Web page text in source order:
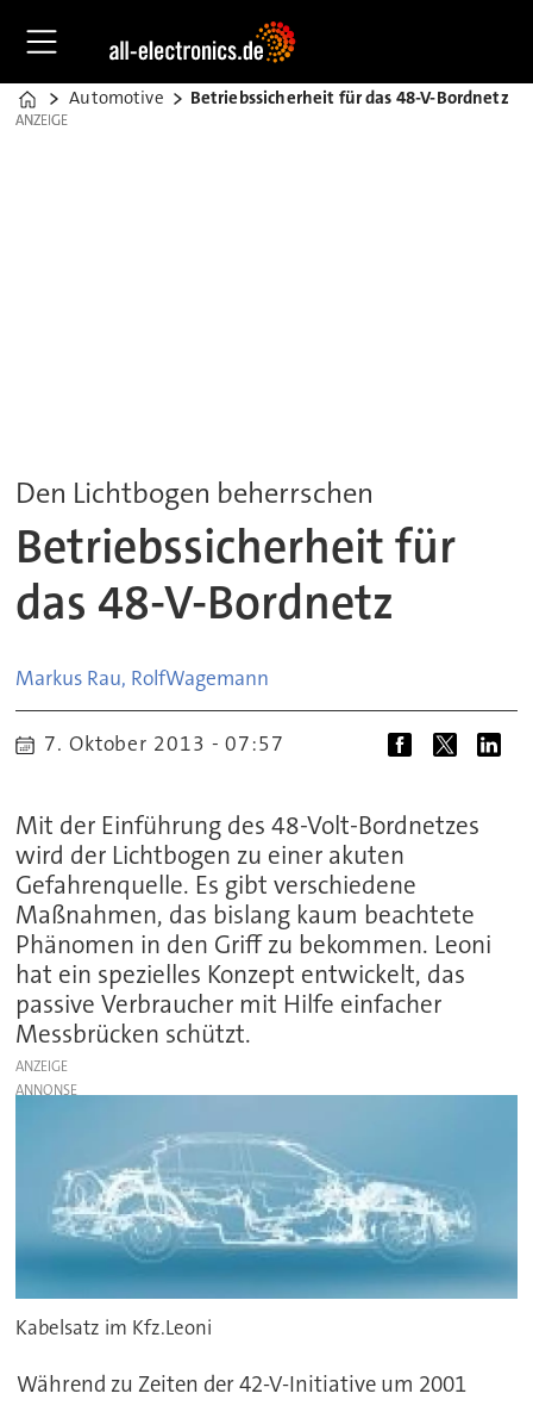
Home
Automotive Betriebssicherheit für das 48-V-Bordnetz
ANZEIGE
ANZEIGE
Den Lichtbogen beherrschen
Betriebssicherheit für
das 48-V-Bordnetz
Markus Rau, RolfWagemann
7. Oktober 2013 - 07:57
Mit der Einführung des 48-Volt-Bordnetzes
wird der Lichtbogen zu einer akuten
Gefahrenquelle. Es gibt verschiedene
Maßnahmen, das bislang kaum beachtete
Phänomen in den Griff zu bekommen. Leoni
hat ein spezielles Konzept entwickelt, das
passive Verbraucher mit Hilfe einfacher
Messbrücken schützt.
ANZEIGE
Kabelsatz im Kfz.Leoni
Während zu Zeiten der 42-V-Initiative um 2001